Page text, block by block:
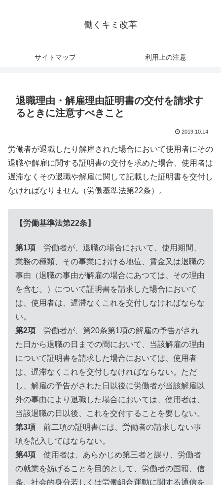
働くキミ改革
サイトマップ 利用上の注意
退職理由・解雇理由証明書の交付を請求す
るときに注意すべきこと
2019.10.14
労働者が退職したり解雇された場合において使用者にその
退職や解雇に関する証明書の交付を求めた場合、使用者は
遅滞なくその退職や解雇に関して記載した証明書を交付し
なければなりません（労働基準法第22条）。
【労働基準法第22条】
第1項 労働者が、退職の場合において、使用期間、
業務の種類、その事業における地位、賃金又は退職の
事由（退職の事由が解雇の場合にあつては、その理由
を含む。）について証明書を請求した場合において
は、使用者は、遅滞なくこれを交付しなければならな
い。
第2項 労働者が、第20条第1項の解雇の予告がされ
た日から退職の日までの間において、当該解雇の理由
について証明書を請求した場合においては、使用者
は、遅滞なくこれを交付しなければならない。ただ
し、解雇の予告がされた日以後に労働者が当該解雇以
外の事由により退職した場合においては、使用者は、
当該退職の日以後、これを交付することを要しない。
第3項 前二項の証明書には、労働者の請求しない事
項を記入してはならない。
第4項 使用者は、あらかじめ第三者と謀り、労働者
の就業を妨げることを目的として、労働者の国籍、信
条、社会的身分若しくは労働組合運動に関する通信を